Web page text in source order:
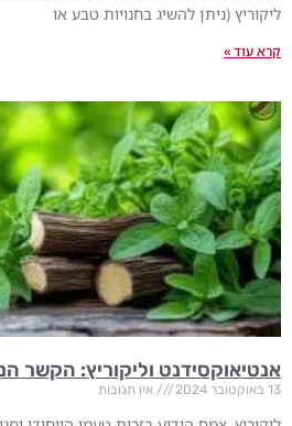
ליקוריץ (ניתן להשיג בחנויות טבע או
קרא עוד »
אנטיאוקסידנט וליקוריץ: הקשר
13 באוקטובר 2024 אין תגובות